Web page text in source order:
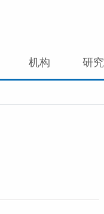
机构 研究